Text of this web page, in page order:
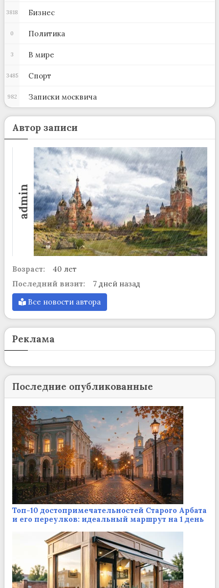
Бизнес
3818
Политика
0
В мире
3
Спорт
3485
Записки москвича
982
Автор записи
admin
Возраст:
40 лет
Последний визит:
7 дней назад
Все новости автора
Реклама
Последние опубликованные
Топ-10 достопримечательностей Старого Арбата
и его переулков: идеальный маршрут на 1 день